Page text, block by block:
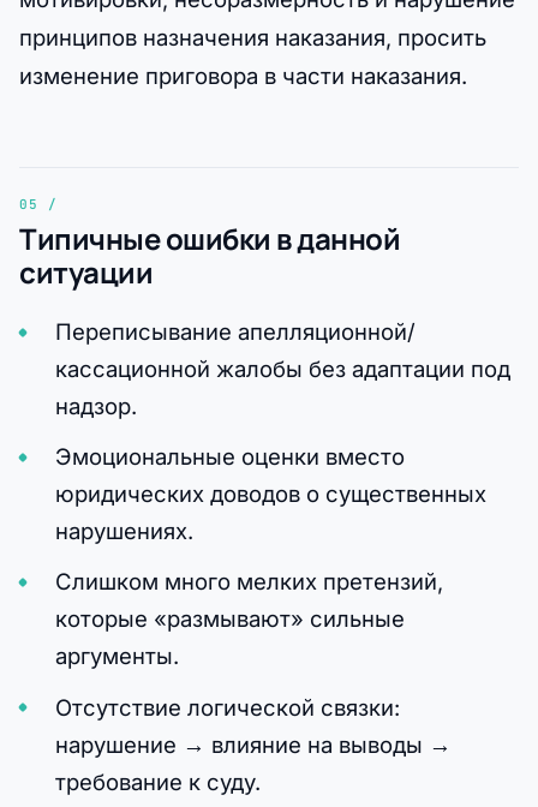
принципов назначения наказания, просить
изменение приговора в части наказания.
Типичные ошибки в данной
ситуации
Переписывание апелляционной/
кассационной жалобы без адаптации под
надзор.
Эмоциональные оценки вместо
юридических доводов о существенных
нарушениях.
Слишком много мелких претензий,
которые «размывают» сильные
аргументы.
Отсутствие логической связки:
нарушение → влияние на выводы →
требование к суду.